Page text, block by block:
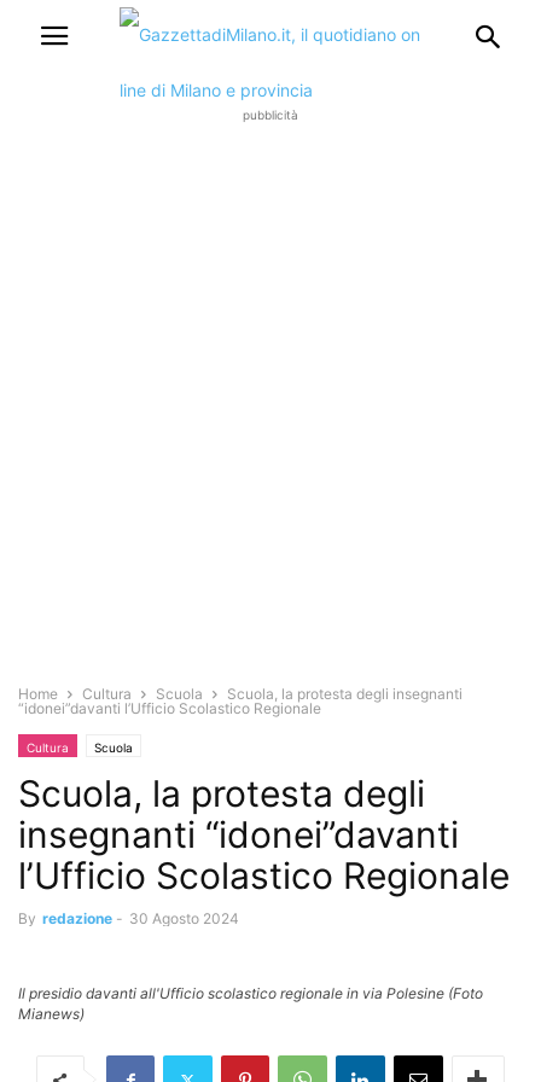
pubblicità
Home Cultura Scuola
Scuola, la protesta degli insegnanti
“idonei”davanti l’Ufficio Scolastico Regionale
Cultura Scuola
Scuola, la protesta degli
insegnanti “idonei”davanti
l’Ufficio Scolastico Regionale
By redazione - 30 Agosto 2024
Il presidio davanti all'Ufficio scolastico regionale in via Polesine (Foto
Mianews)